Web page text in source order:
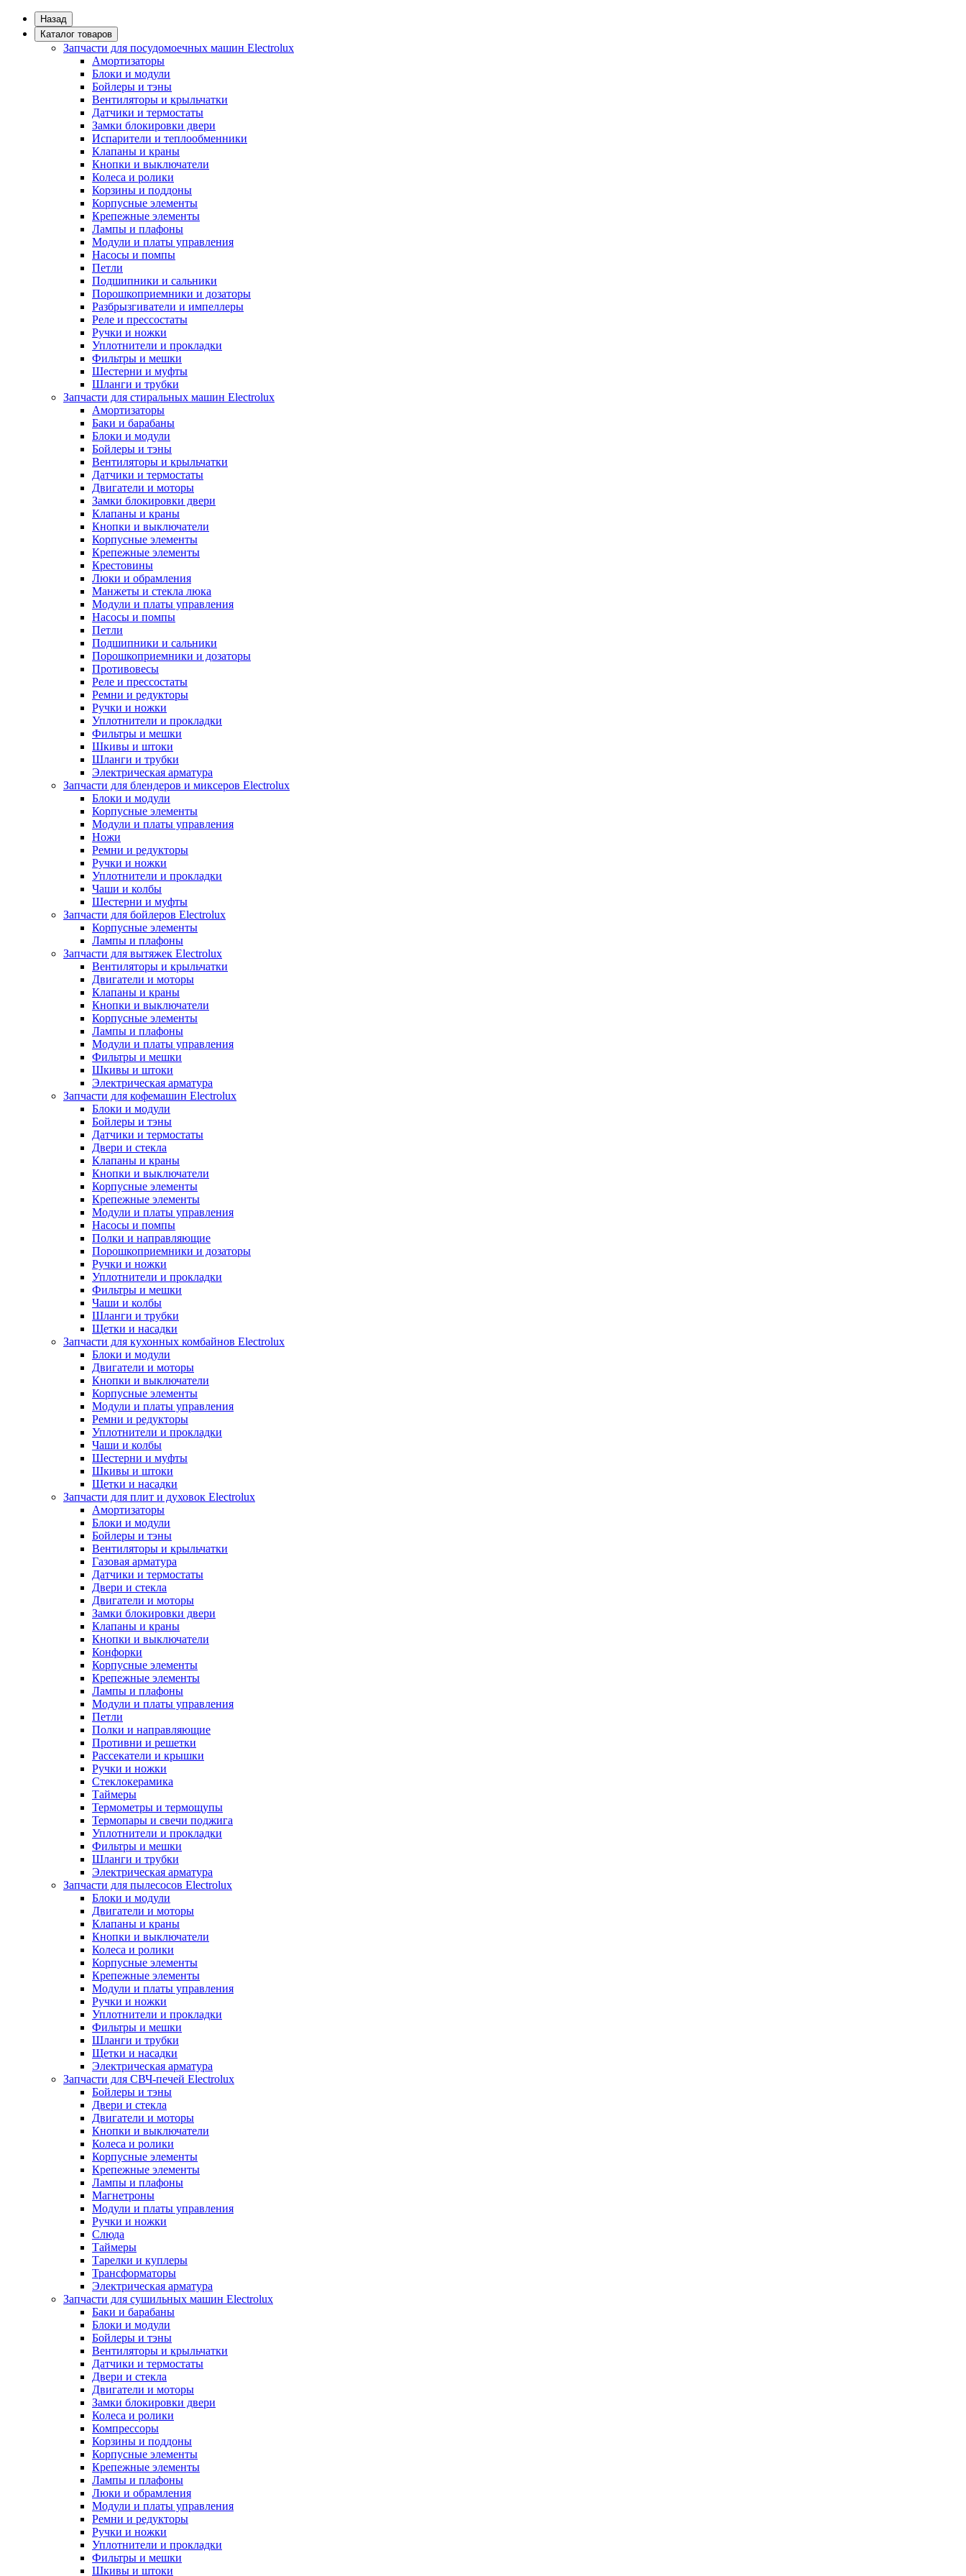
Назад
Каталог товаров
Запчасти для посудомоечных машин Electrolux
Амортизаторы
Блоки и модули
Бойлеры и тэны
Вентиляторы и крыльчатки
Датчики и термостаты
Замки блокировки двери
Испарители и теплообменники
Клапаны и краны
Кнопки и выключатели
Колеса и ролики
Корзины и поддоны
Корпусные элементы
Крепежные элементы
Лампы и плафоны
Модули и платы управления
Насосы и помпы
Петли
Подшипники и сальники
Порошкоприемники и дозаторы
Разбрызгиватели и импеллеры
Реле и прессостаты
Ручки и ножки
Уплотнители и прокладки
Фильтры и мешки
Шестерни и муфты
Шланги и трубки
Запчасти для стиральных машин Electrolux
Амортизаторы
Баки и барабаны
Блоки и модули
Бойлеры и тэны
Вентиляторы и крыльчатки
Датчики и термостаты
Двигатели и моторы
Замки блокировки двери
Клапаны и краны
Кнопки и выключатели
Корпусные элементы
Крепежные элементы
Крестовины
Люки и обрамления
Манжеты и стекла люка
Модули и платы управления
Насосы и помпы
Петли
Подшипники и сальники
Порошкоприемники и дозаторы
Противовесы
Реле и прессостаты
Ремни и редукторы
Ручки и ножки
Уплотнители и прокладки
Фильтры и мешки
Шкивы и штоки
Шланги и трубки
Электрическая арматура
Запчасти для блендеров и миксеров Electrolux
Блоки и модули
Корпусные элементы
Модули и платы управления
Ножи
Ремни и редукторы
Ручки и ножки
Уплотнители и прокладки
Чаши и колбы
Шестерни и муфты
Запчасти для бойлеров Electrolux
Корпусные элементы
Лампы и плафоны
Запчасти для вытяжек Electrolux
Вентиляторы и крыльчатки
Двигатели и моторы
Клапаны и краны
Кнопки и выключатели
Корпусные элементы
Лампы и плафоны
Модули и платы управления
Фильтры и мешки
Шкивы и штоки
Электрическая арматура
Запчасти для кофемашин Electrolux
Блоки и модули
Бойлеры и тэны
Датчики и термостаты
Двери и стекла
Клапаны и краны
Кнопки и выключатели
Корпусные элементы
Крепежные элементы
Модули и платы управления
Насосы и помпы
Полки и направляющие
Порошкоприемники и дозаторы
Ручки и ножки
Уплотнители и прокладки
Фильтры и мешки
Чаши и колбы
Шланги и трубки
Щетки и насадки
Запчасти для кухонных комбайнов Electrolux
Блоки и модули
Двигатели и моторы
Кнопки и выключатели
Корпусные элементы
Модули и платы управления
Ремни и редукторы
Уплотнители и прокладки
Чаши и колбы
Шестерни и муфты
Шкивы и штоки
Щетки и насадки
Запчасти для плит и духовок Electrolux
Амортизаторы
Блоки и модули
Бойлеры и тэны
Вентиляторы и крыльчатки
Газовая арматура
Датчики и термостаты
Двери и стекла
Двигатели и моторы
Замки блокировки двери
Клапаны и краны
Кнопки и выключатели
Конфорки
Корпусные элементы
Крепежные элементы
Лампы и плафоны
Модули и платы управления
Петли
Полки и направляющие
Противни и решетки
Рассекатели и крышки
Ручки и ножки
Стеклокерамика
Таймеры
Термометры и термощупы
Термопары и свечи поджига
Уплотнители и прокладки
Фильтры и мешки
Шланги и трубки
Электрическая арматура
Запчасти для пылесосов Electrolux
Блоки и модули
Двигатели и моторы
Клапаны и краны
Кнопки и выключатели
Колеса и ролики
Корпусные элементы
Крепежные элементы
Модули и платы управления
Ручки и ножки
Уплотнители и прокладки
Фильтры и мешки
Шланги и трубки
Щетки и насадки
Электрическая арматура
Запчасти для СВЧ-печей Electrolux
Бойлеры и тэны
Двери и стекла
Двигатели и моторы
Кнопки и выключатели
Колеса и ролики
Корпусные элементы
Крепежные элементы
Лампы и плафоны
Магнетроны
Модули и платы управления
Ручки и ножки
Слюда
Таймеры
Тарелки и куплеры
Трансформаторы
Электрическая арматура
Запчасти для сушильных машин Electrolux
Баки и барабаны
Блоки и модули
Бойлеры и тэны
Вентиляторы и крыльчатки
Датчики и термостаты
Двери и стекла
Двигатели и моторы
Замки блокировки двери
Колеса и ролики
Компрессоры
Корзины и поддоны
Корпусные элементы
Крепежные элементы
Лампы и плафоны
Люки и обрамления
Модули и платы управления
Ремни и редукторы
Ручки и ножки
Уплотнители и прокладки
Фильтры и мешки
Шкивы и штоки